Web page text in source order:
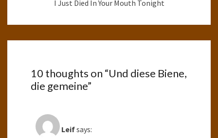
I Just Died In Your Mouth Tonight
10 thoughts on “Und diese Biene,
die gemeine”
Leifsays: